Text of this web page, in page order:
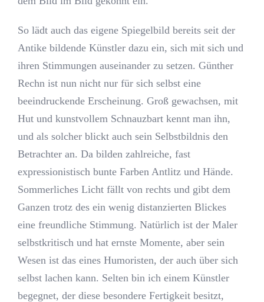
So lädt auch das eigene Spiegelbild bereits seit der
Antike bildende Künstler dazu ein, sich mit sich und
ihren Stimmungen auseinander zu setzen. Günther
Rechn ist nun nicht nur für sich selbst eine
beeindruckende Erscheinung. Groß gewachsen, mit
Hut und kunstvollem Schnauzbart kennt man ihn,
und als solcher blickt auch sein Selbstbildnis den
Betrachter an. Da bilden zahlreiche, fast
expressionistisch bunte Farben Antlitz und Hände.
Sommerliches Licht fällt von rechts und gibt dem
Ganzen trotz des ein wenig distanzierten Blickes
eine freundliche Stimmung. Natürlich ist der Maler
selbstkritisch und hat ernste Momente, aber sein
Wesen ist das eines Humoristen, der auch über sich
selbst lachen kann. Selten bin ich einem Künstler
begegnet, der diese besondere Fertigkeit besitzt,